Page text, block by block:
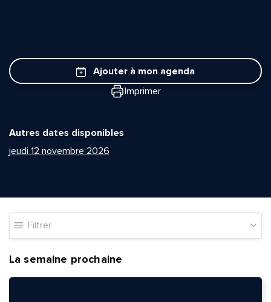
Ajouter à mon agenda
Imprimer
Autres dates disponibles
jeudi 12 novembre 2026
Filtrer
La semaine prochaine